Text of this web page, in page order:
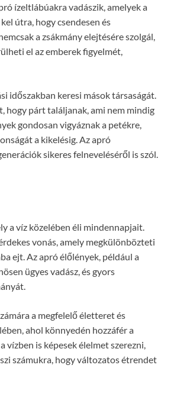
ízeltlábúakra vadászik, amelyek a
útra, hogy csendesen és
a zsákmány elejtésére szolgál,
el az emberek figyelmét,
időszakban keresi mások társaságát.
hogy párt találjanak, ami nem mindig
gondosan vigyáznak a petékre,
a kikelésig. Az apró
sikeres felneveléséről is szól.
a víz közelében éli mindennapjait.
vonás, amely megkülönbözteti
ejt. Az apró élőlények, például a
ügyes vadász, és gyors
a megfelelő életteret és
ahol könnyedén hozzáfér a
vízben is képesek élelmet szerezni,
számukra, hogy változatos étrendet